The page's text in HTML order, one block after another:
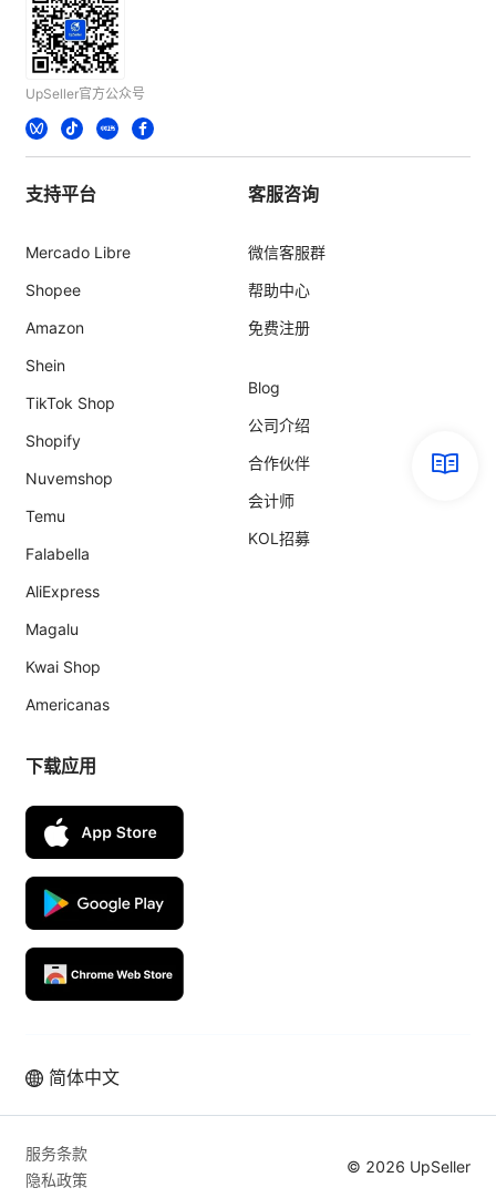
UpSeller官方公众号
支持平台
Mercado Libre
Shopee
Amazon
Shein
TikTok Shop
Shopify
Nuvemshop
Temu
Falabella
AliExpress
Magalu
Kwai Shop
Americanas
客服咨询
微信客服群
帮助中心
免费注册
Blog
公司介绍
合作伙伴
会计师
KOL招募
下载应用
简体中文
服务条款
隐私政策
© 2026 UpSeller